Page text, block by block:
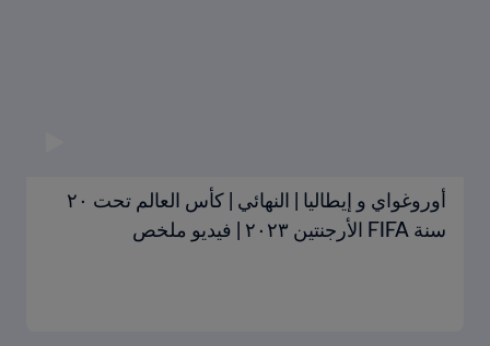
أوروغواي و إيطاليا | النهائي | كأس العالم تحت ٢٠
سنة FIFA الأرجنتين ٢٠٢٣ | فيديو ملخص